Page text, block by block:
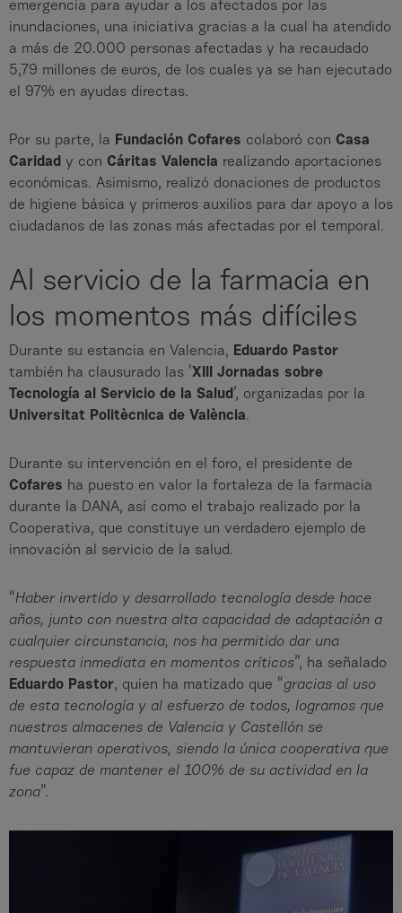
emergencia para ayudar a los afectados por las
inundaciones, una iniciativa gracias a la cual ha atendido
a más de 20.000 personas afectadas y ha recaudado
5,79 millones de euros, de los cuales ya se han ejecutado
el 97% en ayudas directas.
Por su parte, la Fundación Cofares colaboró con Casa
Caridad y con Cáritas Valencia realizando aportaciones
económicas. Asimismo, realizó donaciones de productos
de higiene básica y primeros auxilios para dar apoyo a los
ciudadanos de las zonas más afectadas por el temporal.
Al servicio de la farmacia en
los momentos más difíciles
Durante su estancia en Valencia, Eduardo Pastor
también ha clausurado las ‘XIII Jornadas sobre
Tecnología al Servicio de la Salud’, organizadas por la
Universitat Politècnica de València.
Durante su intervención en el foro, el presidente de
Cofares ha puesto en valor la fortaleza de la farmacia
durante la DANA, así como el trabajo realizado por la
Cooperativa, que constituye un verdadero ejemplo de
innovación al servicio de la salud.
“Haber invertido y desarrollado tecnología desde hace
años, junto con nuestra alta capacidad de adaptación a
cualquier circunstancia, nos ha permitido dar una
respuesta inmediata en momentos críticos”, ha señalado
Eduardo Pastor, quien ha matizado que “gracias al uso
de esta tecnología y al esfuerzo de todos, logramos que
nuestros almacenes de Valencia y Castellón se
mantuvieran operativos, siendo la única cooperativa que
fue capaz de mantener el 100% de su actividad en la
zona”.